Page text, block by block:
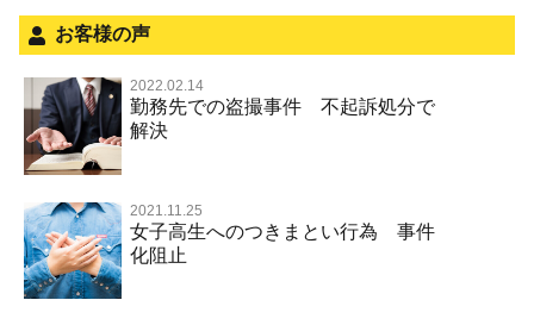
不正競争防止法
風営法・風適法違反
文書偽造・偽造文書行使
著作権法違反・商標法違反
放火・失火
名誉棄損罪・侮辱
面会・差し入れ
お客様の声
2022.02.14
勤務先での盗撮事件 不起訴処分で
解決
2021.11.25
女子高生へのつきまとい行為 事件
化阻止